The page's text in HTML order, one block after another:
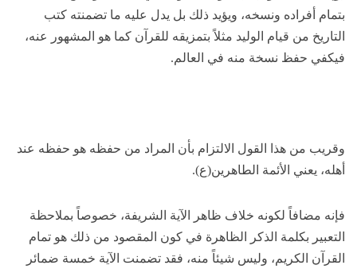
بتمام أفراده ونسخه، ويؤيد ذلك بل يدل عليه ما تضمنته كتب
التاريخ من قيام الوليد مثلاً بتمزيقه للقرآن كما هو المشهور عنه،
فيكفي حفظ نسخة منه في العالم.
وقريب من هذا القول الالتزام بأن المراد من حفظه هو حفظه عند
أهله، يعني الأئمة الطاهرين(ع).
فإنه مضافاً لكونه خلاف ظاهر الآية الشريفة، خصوصاً بملاحظة
التعبير بكلمة الذكر الظاهرة في كون المقصود من ذلك هو تمام
القرآن الكريم، وليس شيئاً منه، فقد تضمنت الآية خمسة ضمائر